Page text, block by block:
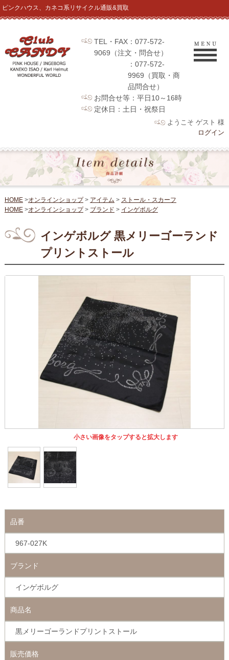
ピンクハウス、カネコ系リサイクル通販&買取
TEL・FAX：077-572-
9069（注文・問合せ）
：077-572-
9969（買取・商
品問合せ）
お問合せ等：平日10～16時
定休日：土日・祝祭日
ようこそ ゲスト 様
ログイン
HOME>オンラインショップ> アイテム > ストール・スカーフ
HOME>オンラインショップ> ブランド > インゲボルグ
インゲボルグ 黒メリーゴーランド
プリントストール
小さい画像をタップすると拡大します
品番
967-027K
ブランド
インゲボルグ
商品名
黒メリーゴーランドプリントストール
販売価格